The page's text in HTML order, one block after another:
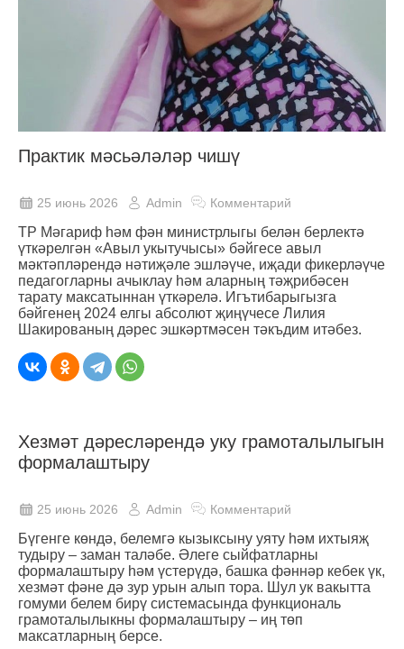
Практик мәсьәләләр чишү
25 июнь 2026 Admin Комментарий
ТР Мәгариф һәм фән министрлыгы белән берлектә
үткәрелгән «Авыл укытучысы» бәйгесе авыл
мәктәпләрендә нәтиҗәле эшләүче, иҗади фикерләүче
педагогларны ачыклау һәм аларның тәҗрибәсен
тарату максатыннан үткәрелә. Игътибарыгызга
бәйгенең 2024 елгы абсолют җиңүчесе Лилия
Шакированың дәрес эшкәртмәсен тәкъдим итәбез.
Хезмәт дәресләрендә уку грамоталылыгын
формалаштыру
25 июнь 2026 Admin Комментарий
Бүгенге көндә, белемгә кызыксыну уяту һәм ихтыяҗ
тудыру – заман таләбе. Әлеге сыйфатларны
формалаштыру һәм үстерүдә, башка фәннәр кебек үк,
хезмәт фәне дә зур урын алып тора. Шул ук вакытта
гомуми белем бирү системасында функциональ
грамоталылыкны формалаштыру – иң төп
максатларның берсе.